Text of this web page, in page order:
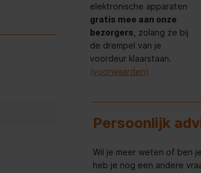
worden,
elektronische apparaten
gratis mee aan onze
bezorgers , zolang ze bij
de drempel van je
voordeur klaarstaan.
(voorwaarden)
Persoonlijk
Wil je meer weten of ben
heb je nog een andere